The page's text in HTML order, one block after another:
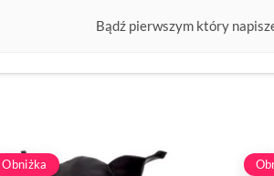
Bądź pierwszym który
Obniżka